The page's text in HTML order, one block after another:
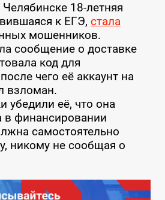
18-летняя
к ЕГЭ, стала
мошенников.
сообщение о доставке
код для
чего её аккаунт на
взломан.
убедили её, что она
финансировании
самостоятельно
никому не сообщая о